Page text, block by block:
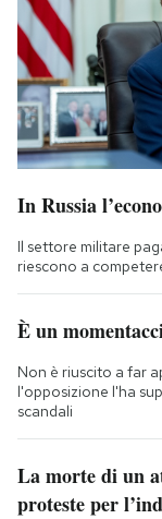
In Russia
Il settore militare
riescono a
È un
Non è riuscito a far
l'opposizione l'ha
scandali
La morte di un
proteste per